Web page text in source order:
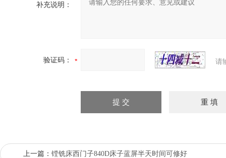
补充说明：
验证码： 请
上一篇： 镗铣床西门子840D床子蓝屏半天时间可修好